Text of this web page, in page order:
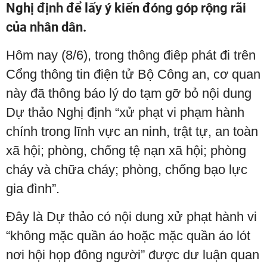
Nghị định để lấy ý kiến đóng góp rộng rãi
của nhân dân.
Hôm nay (8/6), trong thông điêp phát đi trên
Cổng thông tin điện tử Bộ Công an, cơ quan
này đã thông báo lý do tạm gỡ bỏ nội dung
Dự thảo Nghị định “xử phạt vi phạm hành
chính trong lĩnh vực an ninh, trật tự, an toàn
xã hội; phòng, chống tệ nạn xã hội; phòng
cháy và chữa cháy; phòng, chống bạo lực
gia đình”.
Đây là Dự thảo có nội dung xử phạt hành vi
“không mặc quần áo hoặc mặc quần áo lót
nơi hội họp đông người” được dư luận quan